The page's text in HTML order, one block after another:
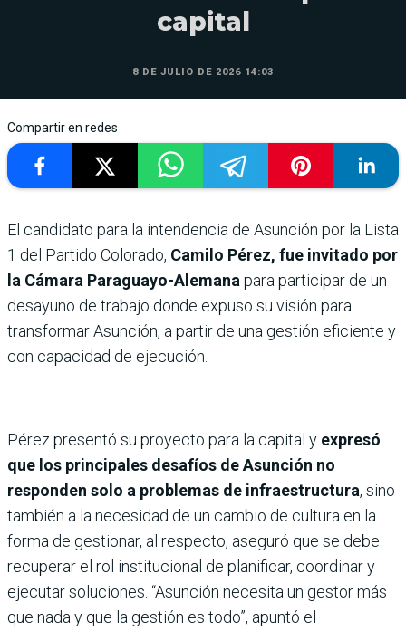
capital
8 DE JULIO DE 2026 14:03
Compartir en redes
El candidato para la intendencia de Asunción por la Lista
1 del Partido Colorado, Camilo Pérez, fue invitado por
la Cámara Paraguayo-Alemana para participar de un
desayuno de trabajo donde expuso su visión para
transformar Asunción, a partir de una gestión eficiente y
con capacidad de ejecución.
Pérez presentó su proyecto para la capital y expresó
que los principales desafíos de Asunción no
responden solo a problemas de infraestructura, sino
también a la necesidad de un cambio de cultura en la
forma de gestionar, al respecto, aseguró que se debe
recuperar el rol institucional de planificar, coordinar y
ejecutar soluciones. “Asunción necesita un gestor más
que nada y que la gestión es todo”, apuntó el